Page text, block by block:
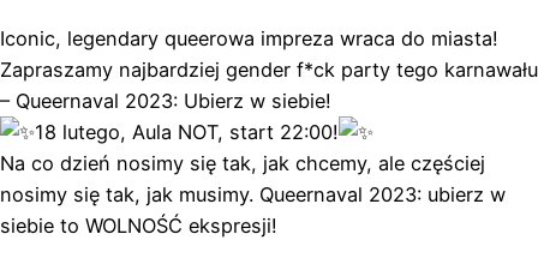
Iconic, legendary queerowa impreza wraca do miasta!
Zapraszamy najbardziej gender f*ck party tego karnawału
– Queernaval 2023: Ubierz w siebie!
18 lutego, Aula NOT, start 22:00!
Na co dzień nosimy się tak, jak chcemy, ale częściej
nosimy się tak, jak musimy. Queernaval 2023: ubierz w
siebie to WOLNOŚĆ ekspresji!